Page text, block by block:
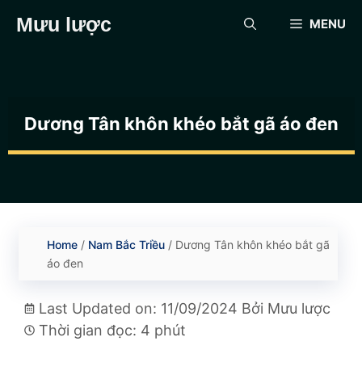
đếnMưu lược MENU
Dương Tân khôn khéo bắt gã áo đen
Home / Nam Bắc Triều / Dương Tân khôn khéo bắt gã
áo đen
Last Updated on: 11/09/2024 Bởi Mưu lược
Thời gian đọc: 4 phút